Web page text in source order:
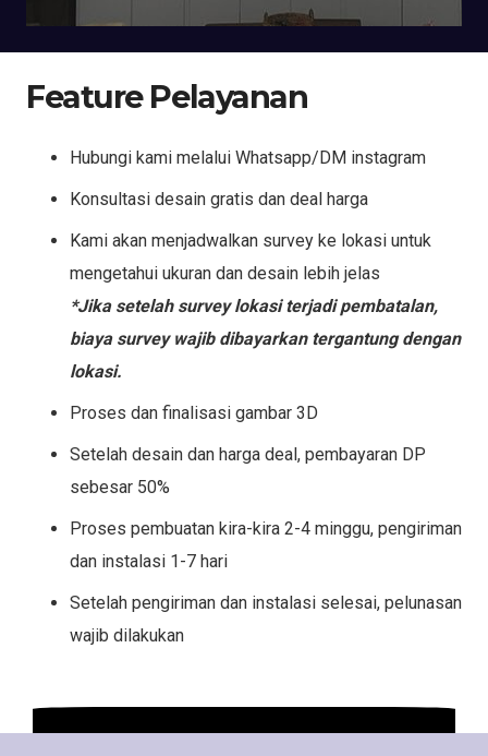
Feature Pelayanan
Hubungi kami melalui Whatsapp/DM instagram
Konsultasi desain gratis dan deal harga
Kami akan menjadwalkan survey ke lokasi untuk
mengetahui ukuran dan desain lebih jelas
*Jika setelah survey lokasi terjadi pembatalan,
biaya survey wajib dibayarkan tergantung dengan
lokasi.
Proses dan finalisasi gambar 3D
Setelah desain dan harga deal, pembayaran DP
sebesar 50%
Proses pembuatan kira-kira 2-4 minggu, pengiriman
dan instalasi 1-7 hari
Setelah pengiriman dan instalasi selesai, pelunasan
wajib dilakukan